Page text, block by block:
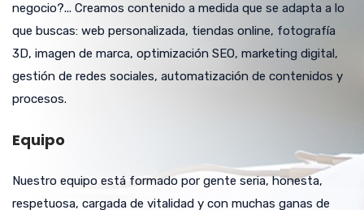
negocio?... Creamos contenido a medida que se adapta a lo
que buscas: web personalizada, tiendas online, fotografía
3D, imagen de marca, optimización SEO, marketing digital,
gestión de redes sociales, automatización de contenidos y
procesos.
Equipo
Nuestro equipo está formado por gente seria, honesta,
respetuosa, cargada de vitalidad y con muchas ganas de